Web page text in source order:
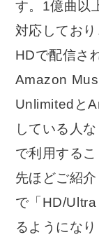
す。1億曲以
対応してお
HDで配信さ
Amazon
Unlimitedと
している人
で利用するこ
先ほどご紹
で「HD/
るようになり